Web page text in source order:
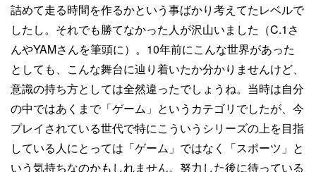
詰めて走る時間を作るかという事ばかり考えてたレベルで
したし。それでも勝てなかった人が沢山いました（C.1さ
んやYAMさんを筆頭に）。10年前にこんな世界があった
としても、こんな舞台に辿り着いたか分かりませんけど、
意識の持ち方としては全然違ったでしょうね。当時は自分
の中ではあくまで「ゲーム」というカテゴリでしたが、今
プレイされている世代で特にこういうシリーズの上を目指
している人にとっては「ゲーム」ではなく「スポーツ」と
いう気持ちなのかもしれません。努力した後に待っている